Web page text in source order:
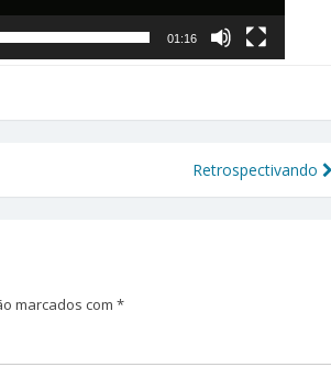
01:16
Retrospectivando
marcados com *